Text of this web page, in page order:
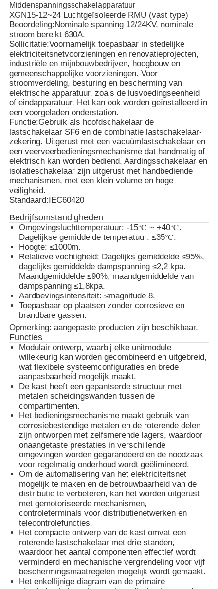
Thuis
Producten
Videos
VR-show
Fabrieksreis
Kwaliteitscontrole
Contacteer ons
nieuws
Alle Gevallen
Vraag een offerte aan
Middenspanningsschakelaar
Laagspanningsschakelaars
AIS Air Insulated Switchgear
GIS Gas geïsoleerde schakelinstallatie
Solid geïsoleerde schakelinstallatie
Ringkabelverdeelkast
Middenspanningsschakelapparatuur
XGN15-12~24 Luchtgeïsoleerde RMU (vast type)
Beoordeling:Nominale spanning 12/24KV, nominale
stroom bereikt 630A.
Sollicitatie:Voornamelijk toepasbaar in stedelijke
elektriciteitsnetvoorzieningen en renovatieprojecten,
industriële en mijnbouwbedrijven, hoogbouw en
gemeenschappelijke voorzieningen. Voor
stroomverdeling, besturing en bescherming van
elektrische apparatuur, zoals de lusvoedingseenheid
of eindapparatuur. Het kan ook worden geïnstalleerd in
een voorgeladen onderstation.
Functie:Gebruik als hoofdschakelaar de
lastschakelaar SF6 en de combinatie lastschakelaar-
zekering. Uitgerust met een vacuümlastschakelaar en
een veerveerbedieningsmechanisme dat handmatig of
elektrisch kan worden bediend. Aardingsschakelaar en
isolatieschakelaar zijn uitgerust met handbediende
mechanismen, met een klein volume en hoge
veiligheid.
Standaard:IEC60420
Bedrijfsomstandigheden
Omgevingsluchttemperatuur: -15℃ ~ +40℃.
Dagelijkse gemiddelde temperatuur: ≤35℃.
Hoogte: ≤1000m.
Relatieve vochtigheid: Dagelijks gemiddelde ≤95%,
dagelijks gemiddelde dampspanning ≤2,2 kpa.
Maandgemiddelde ≤90%, maandgemiddelde van
dampspanning ≤1,8kpa.
Aardbevingsintensiteit: ≤magnitude 8.
Toepasbaar op plaatsen zonder corrosieve en
brandbare gassen.
Opmerking: aangepaste producten zijn beschikbaar.
Functies
Modulair ontwerp, waarbij elke unitmodule
willekeurig kan worden gecombineerd en uitgebreid,
wat flexibele systeemconfiguraties en brede
aanpasbaarheid mogelijk maakt.
De kast heeft een gepantserde structuur met
metalen scheidingswanden tussen de
compartimenten.
Het bedieningsmechanisme maakt gebruik van
corrosiebestendige metalen en de roterende delen
zijn ontworpen met zelfsmerende lagers, waardoor
onaangetaste prestaties in verschillende
omgevingen worden gegarandeerd en de noodzaak
voor regelmatig onderhoud wordt geëlimineerd.
Om de automatisering van het elektriciteitsnet
mogelijk te maken en de betrouwbaarheid van de
distributie te verbeteren, kan het worden uitgerust
met gemotoriseerde mechanismen,
controleterminals voor distributienetwerken en
telecontrolefuncties.
Het compacte ontwerp van de kast omvat een
roterende lastschakelaar met drie standen,
waardoor het aantal componenten effectief wordt
verminderd en mechanische vergrendeling voor vijf
beschermingsmaatregelen mogelijk wordt gemaakt.
Het enkellijnige diagram van de primaire